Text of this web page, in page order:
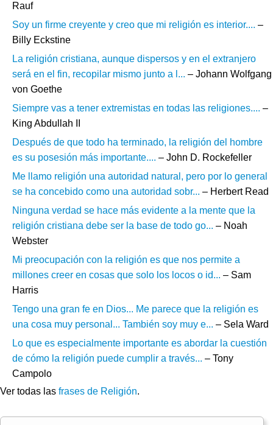
Rauf
Soy un firme creyente y creo que mi religión es interior.... –
Billy Eckstine
La religión cristiana, aunque dispersos y en el extranjero
será en el fin, recopilar mismo junto a l... – Johann Wolfgang
von Goethe
Siempre vas a tener extremistas en todas las religiones.... –
King Abdullah II
Después de que todo ha terminado, la religión del hombre
es su posesión más importante.... – John D. Rockefeller
Me llamo religión una autoridad natural, pero por lo general
se ha concebido como una autoridad sobr... – Herbert Read
Ninguna verdad se hace más evidente a la mente que la
religión cristiana debe ser la base de todo go... – Noah
Webster
Mi preocupación con la religión es que nos permite a
millones creer en cosas que solo los locos o id... – Sam
Harris
Tengo una gran fe en Dios... Me parece que la religión es
una cosa muy personal... También soy muy e... – Sela Ward
Lo que es especialmente importante es abordar la cuestión
de cómo la religión puede cumplir a través... – Tony
Campolo
Ver todas las frases de Religión.